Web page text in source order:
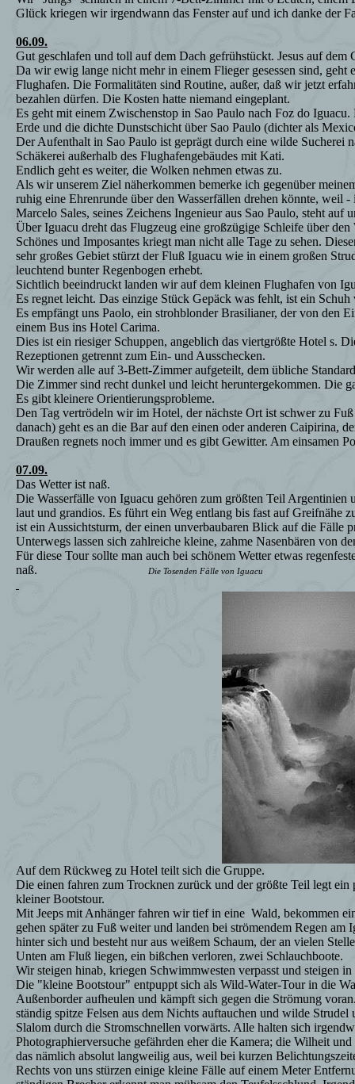
Glück kriegen wir irgendwann das Fenster auf und ich danke der
06.09.
Gut geschlafen und toll auf dem Dach gefrühstückt. Jesus auf
Da wir ewig lange nicht mehr in einem Flieger gesessen sind,
Flughafen. Die Formalitäten sind Routine, außer, daß wir jetzt
bezahlen dürfen. Die Kosten hatte niemand eingeplant.
Es geht mit einem Zwischenstop in Sao Paulo nach Foz do
Erde und die dichte Dunstschicht über Sao Paulo (dichter als
Der Aufenthalt in Sao Paulo ist geprägt durch eine wilde Sucherei
Schäkerei außerhalb des Flughafengebäudes mit Kati.
Endlich geht es weiter, die Wolken nehmen etwas zu.
Als wir unserem Ziel näherkommen bemerke ich gegenüber
ruhig eine Ehrenrunde über den Wasserfällen drehen könnte, weil -
Marcelo Sales, seines Zeichens Ingenieur aus Sao Paulo, steht auf
Über Iguacu dreht das Flugzeug eine großzügige Schleife über
Schönes und Imposantes kriegt man nicht alle Tage zu sehen.
sehr großes Gebiet stürzt der Fluß Iguacu wie in einem großen
leuchtend bunter Regenbogen erhebt.
Sichtlich beeindruckt landen wir auf dem kleinen Flughafen von
Es regnet leicht. Das einzige Stück Gepäck was fehlt, ist ein
Es empfängt uns Paolo, ein strohblonder Brasilianer, der von den
einem Bus ins Hotel Carima.
Dies ist ein riesiger Schuppen, angeblich das viertgrößte Hotel s.
Rezeptionen getrennt zum Ein- und Ausschecken.
Wir werden alle auf 3-Bett-Zimmer aufgeteilt, dem übliche
Die Zimmer sind recht dunkel und leicht heruntergekommen. Die
Es gibt kleinere Orientierungsprobleme.
Den Tag vertrödeln wir im Hotel, der nächste Ort ist schwer zu
danach) geht es an die Bar auf den einen oder anderen Caipirina,
Draußen regnets noch immer und es gibt Gewitter. Am einsamen
07.09.
Das Wetter ist naß.
Die Wasserfälle von Iguacu gehören zum größten Teil Argentinien
laut und grandios. Es führt ein Weg entlang bis fast auf Greifnähe
ist ein Aussichtsturm, der einen unverbaubaren Blick auf die Fälle
Unterwegs lassen sich zahlreiche kleine, zahme Nasenbären von
Für diese Tour sollte man auch bei schönem Wetter etwas
naß.
Die Tosenden Fälle von Iguacu
Auf dem Rückweg zu Hotel teilt sich die Gruppe.
Die einen fahren zum Trocknen zurück und der größte Teil legt
kleiner Bootstour.
Mit Jeeps mit Anhänger fahren wir tief in eine Wald, bekommen
gehen später zu Fuß weiter und landen bei strömendem Regen
hinter sich und besteht nur aus weißem Schaum, der an vielen
Unten am Fluß liegen, ein bißchen verloren, zwei Schlauchboote.
Wir steigen hinab, kriegen Schwimmwesten verpasst und steigen
Die "kleine Bootstour" entpuppt sich als Wild-Water-Tour in die
Außenborder aufheulen und kämpft sich gegen die Strömung
ständig spitze Felsen aus dem Nichts auftauchen und wilde Strudel
Slalom durch die Stromschnellen vorwärts. Alle halten sich
Photographierversuche gefährden eher die Kamera; die Wilheit
das nämlich absolut langweilig aus, weil bei kurzen
Rechts von uns stürzen einige kleine Fälle auf einem Meter